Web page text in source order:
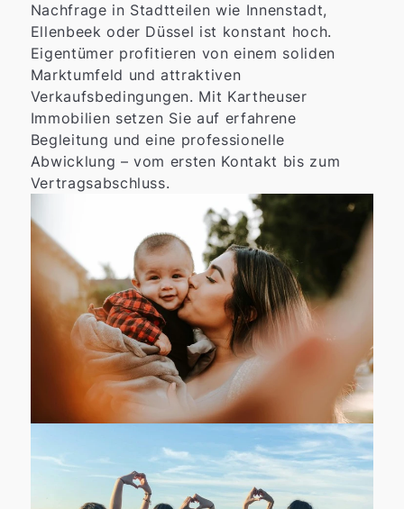
Nachfrage in Stadtteilen wie Innenstadt,
Ellenbeek oder Düssel ist konstant hoch.
Eigentümer profitieren von einem soliden
Marktumfeld und attraktiven
Verkaufsbedingungen. Mit Kartheuser
Immobilien setzen Sie auf erfahrene
Begleitung und eine professionelle
Abwicklung – vom ersten Kontakt bis zum
Vertragsabschluss.